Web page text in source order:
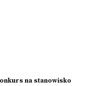
na stanowisko